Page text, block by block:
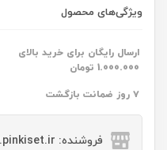
ویژگی‌های محصول
ارسال رایگان برای خرید بالای
1.000.000 تومان
۷ روز ضمانت بازگشت
فروشنده: www.pinkiset.ir